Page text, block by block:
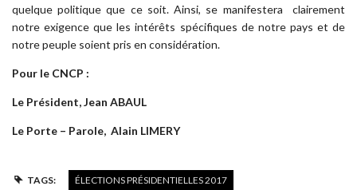
quelque politique que ce soit. Ainsi, se manifestera clairement
notre exigence que les intérêts spécifiques de notre pays et de
notre peuple soient pris en considération.
Pour le CNCP :
Le Président, Jean ABAUL
Le Porte – Parole, Alain LIMERY
TAGS:
ÉLECTIONS PRÉSIDENTIELLES 2017